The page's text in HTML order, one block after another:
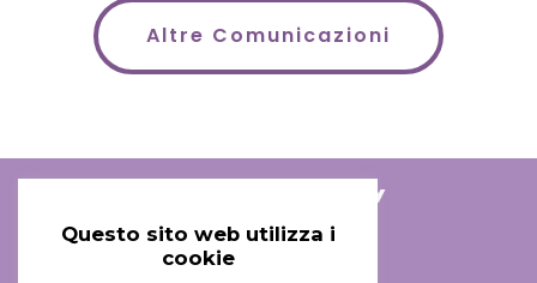
Altre Comunicazioni
Associazione Arischiogatti ODV
Questo sito web utilizza i
cookie